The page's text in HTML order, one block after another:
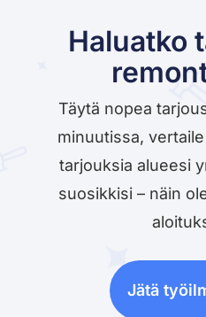
Haluatko
Täytä nopea
minuutissa,
tarjouksia alueesi
suosikkisi – näin
Jätä